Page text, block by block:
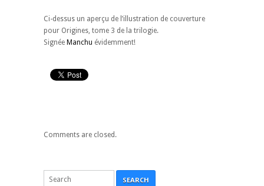
Ci-dessus un aperçu de l’illustration de couverture
pour Origines, tome 3 de la trilogie.
Signée Manchu évidemment!
Comments are closed.
SEARCH